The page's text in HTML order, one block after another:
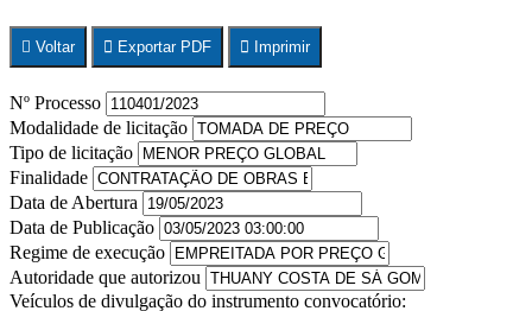
Voltar Exportar PDF Imprimir
Nº Processo
Modalidade de licitação
Tipo de licitação
Finalidade
Data de Abertura
Data de Publicação
Regime de execução
Autoridade que autorizou
Veículos de divulgação do instrumento convocatório: